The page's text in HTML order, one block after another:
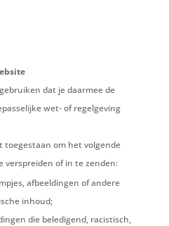
dat je daarmee de
wet- of regelgeving
toegestaan om het volgende
verspreiden of in te zenden:
afbeeldingen of andere
inhoud;
die beledigend, racistisch,